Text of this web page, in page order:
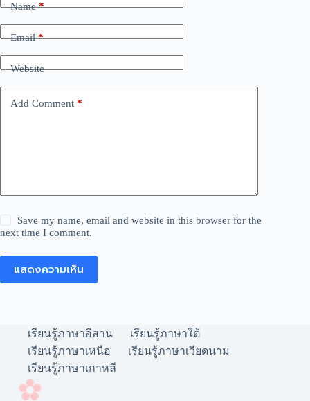
Name*
Email*
Website
Add Comment *
Save my name, email and website in this browser for the
next time I comment.
แสดงความเห็น
เรียนรู้ภาษาอีสาน
เรียนรู้ภาษาใต้
เรียนรู้ภาษาเหนือ
เรียนรู้ภาษาเวียดนาม
เรียนรู้ภาษาเกาหลี